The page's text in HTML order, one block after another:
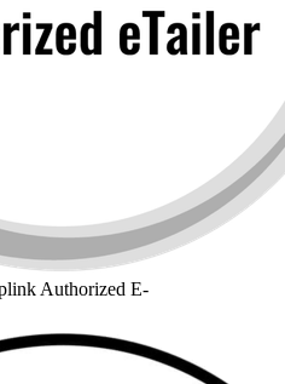
Authorized E-